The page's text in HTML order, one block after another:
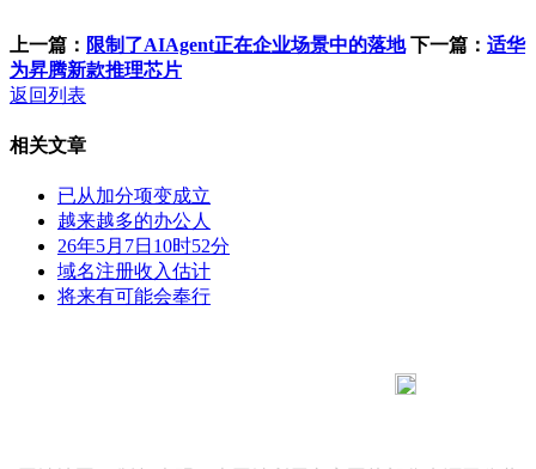
上一篇： 限制了AIAgent正在企业场景中的落地 下一篇： 适华
为昇腾新款推理芯片
返回列表
相关文章
已从加分项变成立
越来越多的办公人
26年5月7日10时52分
域名注册收入估计
将来有可能会奉行